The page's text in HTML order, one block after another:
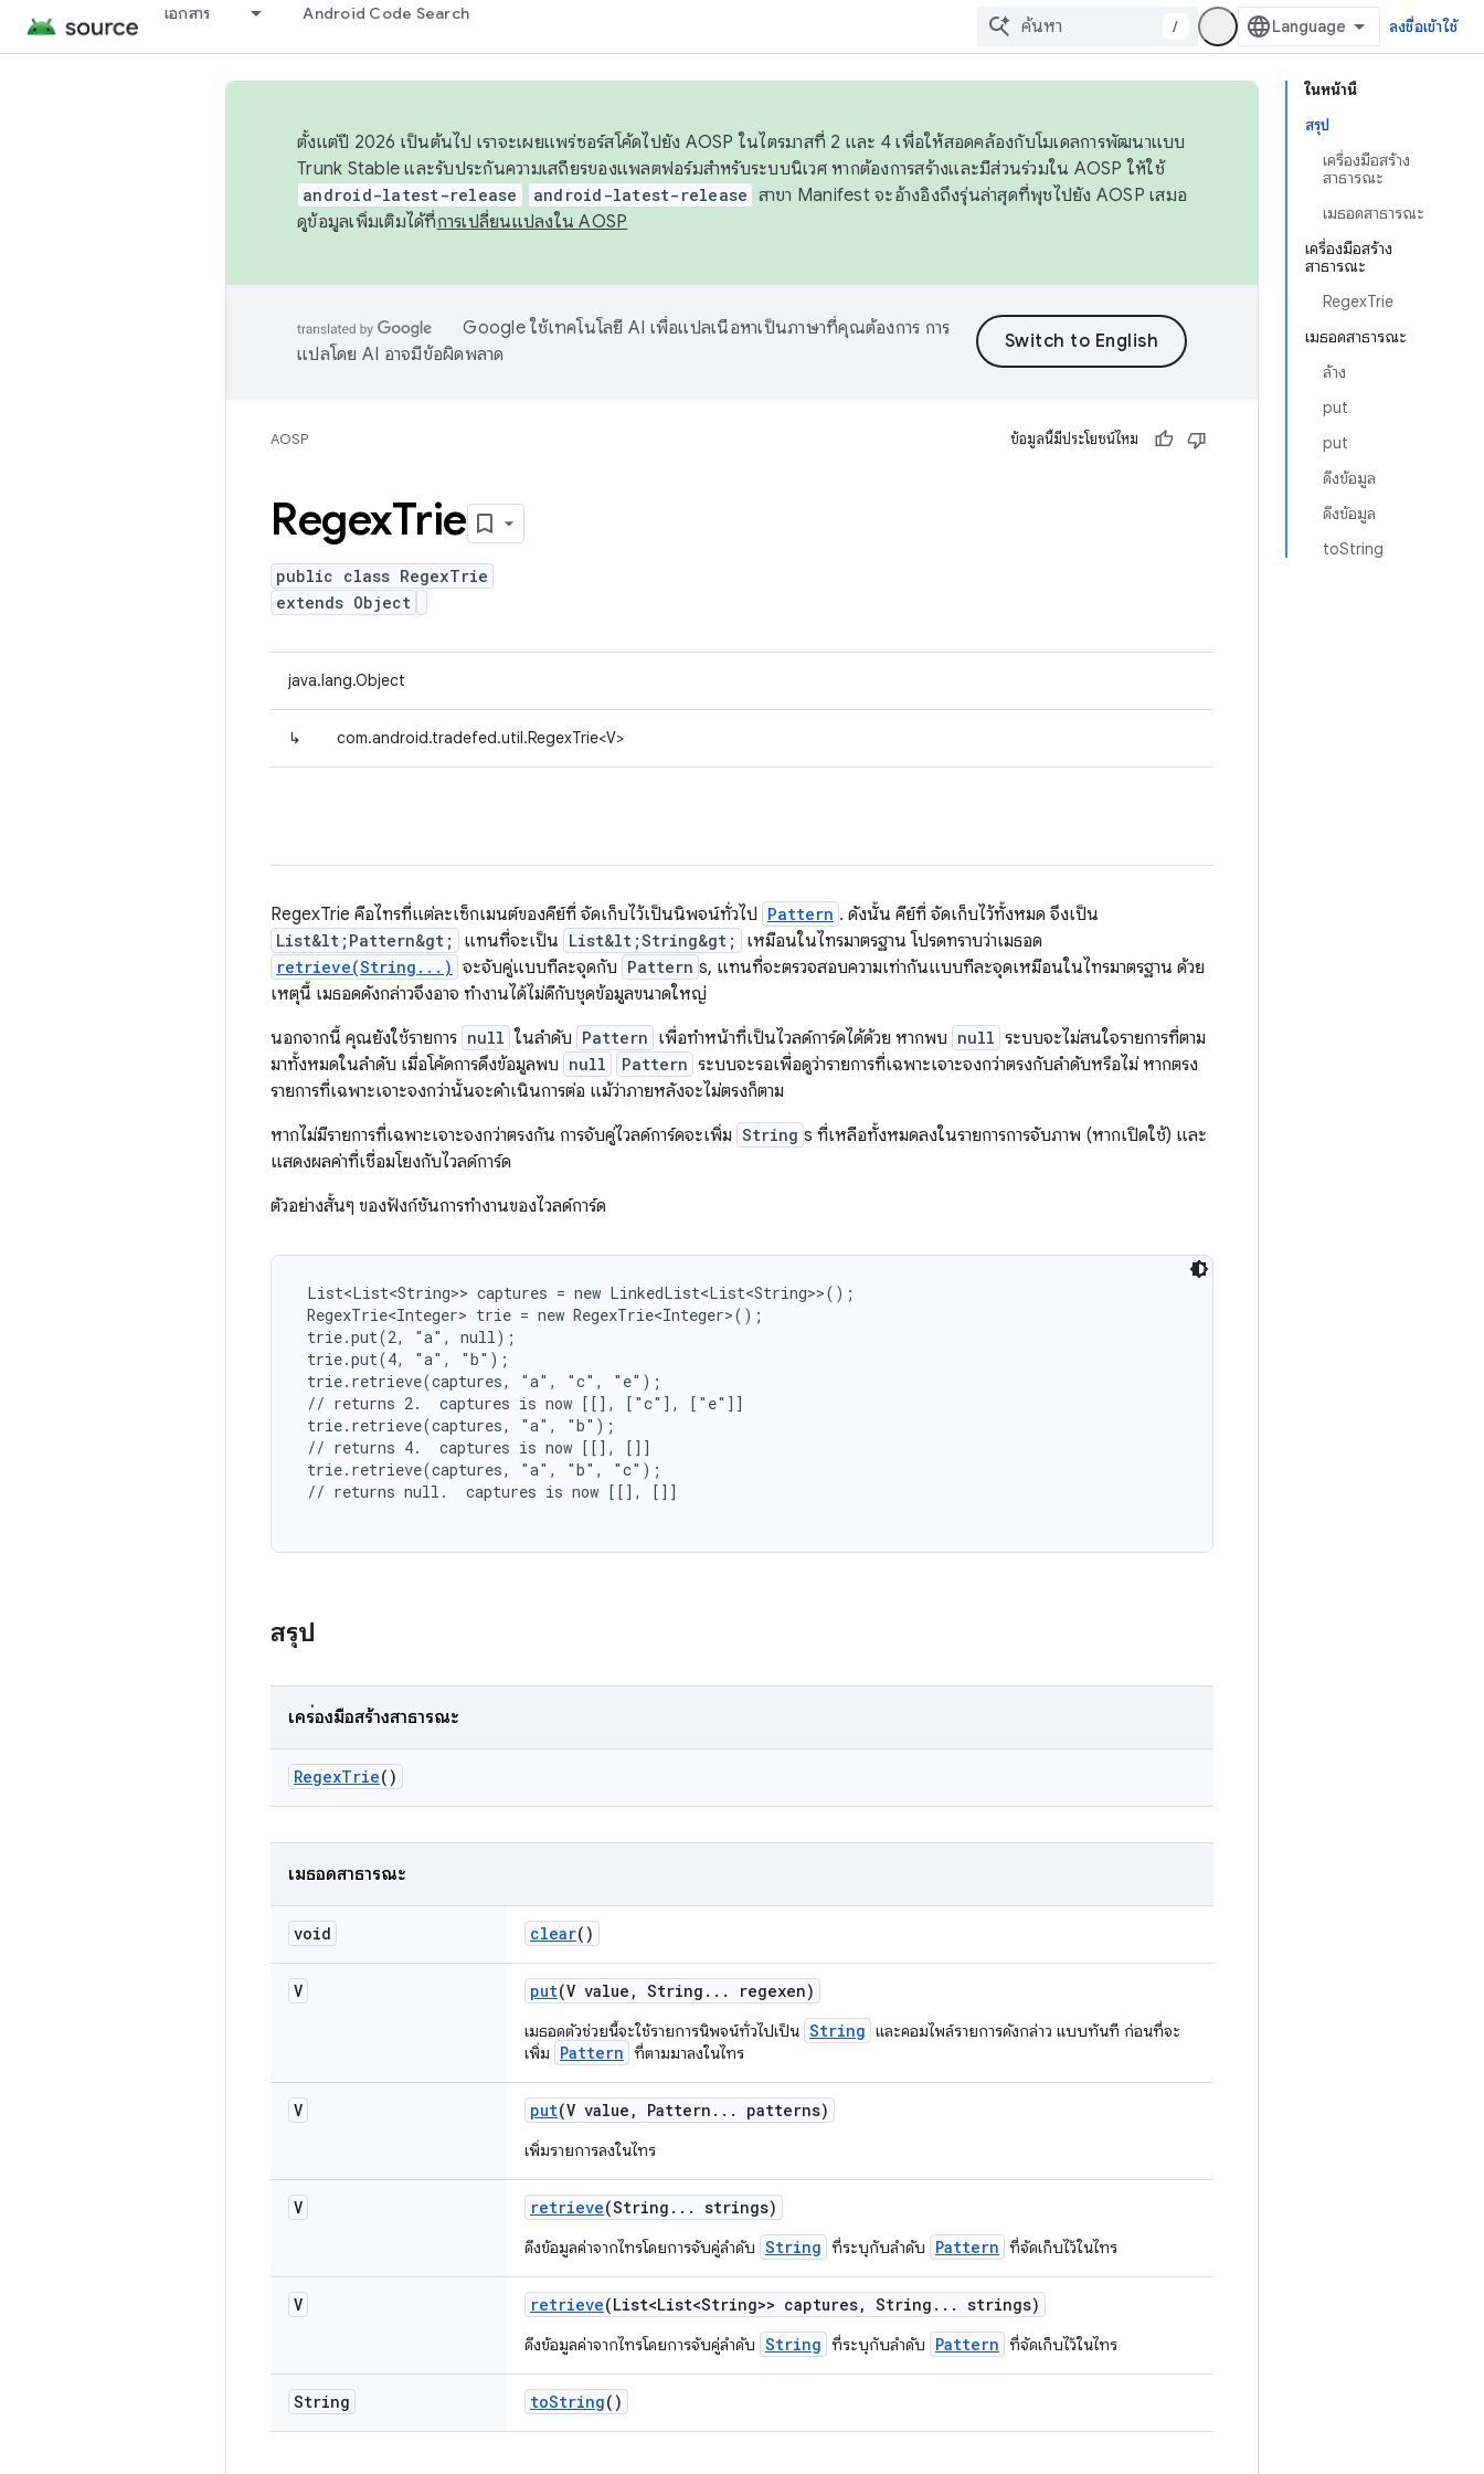
เอกสาร Android Code Search
/ ลงชื่อเข้าใช้
ในหน้านี้
สรุป
เครื่องมือสร้าง
สาธารณะ
เมธอดสาธารณะ
เครื่องมือสร้าง
สาธารณะ
RegexTrie
เมธอดสาธารณะ
ล้าง
put
put
ดึงข้อมูล
ดึงข้อมูล
toString
ตั้งแต่ปี 2026 เป็นต้นไป เราจะเผยแพร่ซอร์สโค้ดไปยัง AOSP ในไตรมาสที่ 2 และ 4 เพื่อให้สอดคล้องกับโมเดลการพัฒนาแบบ
Trunk Stable และรับประกันความเสถียรของแพลตฟอร์มสำหรับระบบนิเวศ หากต้องการสร้างและมีส่วนร่วมใน AOSP ให้ใช้
android-latest-release android-latest-release สาขา Manifest จะอ้างอิงถึงรุ่นล่าสุดที่พุชไปยัง AOSP เสมอ
ดูข้อมูลเพิ่มเติมได้ที่การเปลี่ยนแปลงใน AOSP
Google ใช้เทคโนโลยี AI เพื่อแปลเนื้อหาเป็นภาษาที่คุณต้องการ การ
แปลโดย AI อาจมีข้อผิดพลาด
AOSP ข้อมูลนี้มีประโยชน์ไหม
RegexTrie
public class RegexTrie
extends Object
java.lang.Object
↳ com.android.tradefed.util.RegexTrie<V>
RegexTrie คือไทรที่แต่ละเซ็กเมนต์ของคีย์ที่ จัดเก็บไว้เป็นนิพจน์ทั่วไป Pattern . ดังนั้น คีย์ที่ จัดเก็บไว้ทั้งหมด จึงเป็น
List&lt;Pattern&gt; แทนที่จะเป็น List&lt;String&gt; เหมือนในไทรมาตรฐาน โปรดทราบว่าเมธอด
retrieve(String...) จะจับคู่แบบทีละจุดกับ Pattern s, แทนที่จะตรวจสอบความเท่ากันแบบทีละจุดเหมือนในไทรมาตรฐาน ด้วย
เหตุนี้ เมธอดดังกล่าวจึงอาจ ทำงานได้ไม่ดีกับชุดข้อมูลขนาดใหญ่
นอกจากนี้ คุณยังใช้รายการ null ในลำดับ Pattern เพื่อทำหน้าที่เป็นไวลด์การ์ดได้ด้วย หากพบ null ระบบจะไม่สนใจรายการที่ตาม
มาทั้งหมดในลำดับ เมื่อโค้ดการดึงข้อมูลพบ null Pattern ระบบจะรอเพื่อดูว่ารายการที่เฉพาะเจาะจงกว่าตรงกับลำดับหรือไม่ หากตรง
รายการที่เฉพาะเจาะจงกว่านั้นจะดำเนินการต่อ แม้ว่าภายหลังจะไม่ตรงก็ตาม
หากไม่มีรายการที่เฉพาะเจาะจงกว่าตรงกัน การจับคู่ไวลด์การ์ดจะเพิ่ม String s ที่เหลือทั้งหมดลงในรายการการจับภาพ (หากเปิดใช้) และ
แสดงผลค่าที่เชื่อมโยงกับไวลด์การ์ด
ตัวอย่างสั้นๆ ของฟังก์ชันการทำงานของไวลด์การ์ด
List<List<String>> captures = new LinkedList<List<String>>();
RegexTrie<Integer> trie = new RegexTrie<Integer>();
trie.put(2, "a", null);
trie.put(4, "a", "b");
trie.retrieve(captures, "a", "c", "e");
// returns 2.  captures is now [[], ["c"], ["e"]]
trie.retrieve(captures, "a", "b");
// returns 4.  captures is now [[], []]
trie.retrieve(captures, "a", "b", "c");
// returns null.  captures is now [[], []]
สรุป
เครื่องมือสร้างสาธารณะ
RegexTrie()
เมธอดสาธารณะ
void clear()
V put(V value , String . . . regexen)
เมธอดตัวช่วยนี้จะใช้รายการนิพจน์ทั่วไปเป็น String และคอมไพล์รายการดังกล่าว แบบทันที ก่อนที่จะ
เพิ่ม
Pattern ที่ตามมาลงในไทร
V put(V value , Pattern . . . patterns)
เพิ่มรายการลงในไทร
V retrieve(String . . . strings)
ดึงข้อมูลค่าจากไทรโดยการจับคู่ลำดับ String ที่ระบุกับลำดับ Pattern ที่จัดเก็บไว้ในไทร
V retrieve(List<List<String>> captures, String . . . strings)
ดึงข้อมูลค่าจากไทรโดยการจับคู่ลำดับ String ที่ระบุกับลำดับ Pattern ที่จัดเก็บไว้ในไทร
String toString()